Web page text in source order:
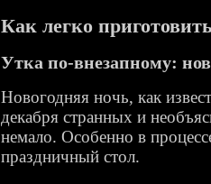
Как легко
Утка по-внезапному:
Новогодняя ночь, как
декабря странных и
немало. Особенно в
праздничный стол.